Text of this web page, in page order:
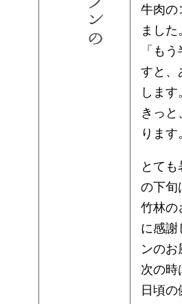
牛肉の
ました
「も
すと、
します
きっ
ります
とて
の下旬
竹林の
に感謝
ンのお
次の時
日頃